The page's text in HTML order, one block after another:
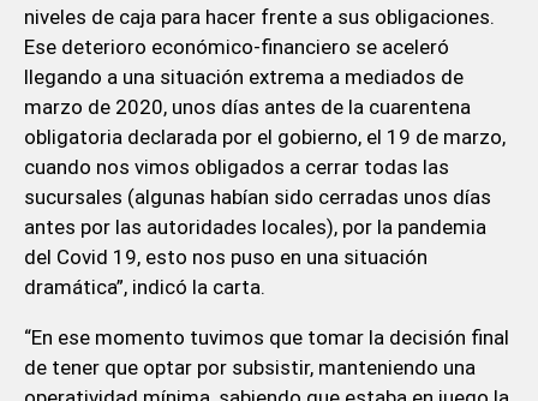
niveles de caja para hacer frente a sus obligaciones.
Ese deterioro económico-financiero se aceleró
llegando a una situación extrema a mediados de
marzo de 2020, unos días antes de la cuarentena
obligatoria declarada por el gobierno, el 19 de marzo,
cuando nos vimos obligados a cerrar todas las
sucursales (algunas habían sido cerradas unos días
antes por las autoridades locales), por la pandemia
del Covid 19, esto nos puso en una situación
dramática”, indicó la carta.
“En ese momento tuvimos que tomar la decisión final
de tener que optar por subsistir, manteniendo una